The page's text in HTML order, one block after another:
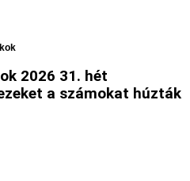
2026 31. hét
a számokat húzták